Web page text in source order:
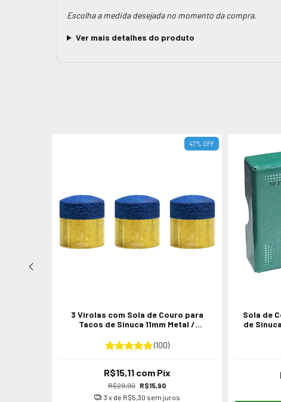
Escolha a medida desejada no momento da compra.
Ver mais detalhes do produto
47% OFF
3 Virolas com Sola de Couro para
Tacos de Sinuca 11mm Metal /
(100)
R$29,90 R$15,90
R$15,11 com Pix
3 x de R$5,30 sem juros
Sola de
de